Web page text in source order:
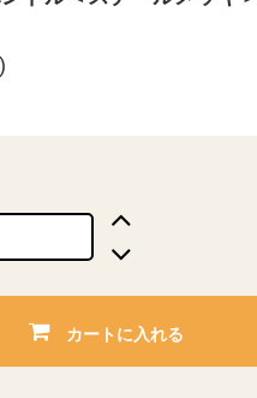
カートに入れる